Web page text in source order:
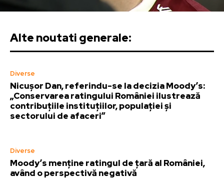
Alte noutati generale:
Diverse
Nicușor Dan, referindu-se la decizia Moody’s:
„Conservarea ratingului României ilustrează
contribuțiile instituțiilor, populației și
sectorului de afaceri”
Diverse
Moody’s menține ratingul de țară al României,
având o perspectivă negativă